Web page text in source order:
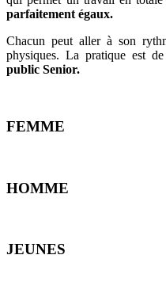
parfaitement égaux.
Chacun peut aller à son
physiques. La pratique est
public Senior.
FEMME
HOMME
JEUNES